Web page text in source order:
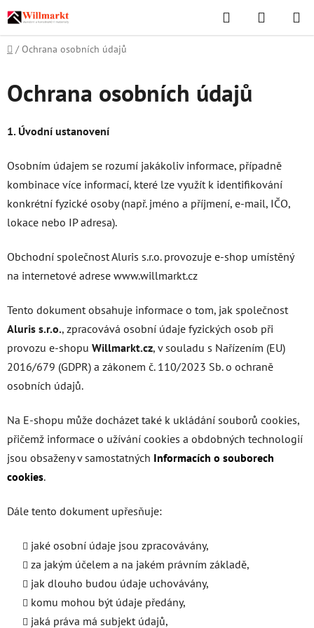
Přejít
na
obsah
Hledat
KOŠÍK
Domů
/ Ochrana osobních údajů
Ochrana osobních údajů
1. Úvodní ustanovení
Osobním údajem se rozumí jakákoliv informace, případně
kombinace více informací, které lze využít k identifikování
konkrétní fyzické osoby (např. jméno a příjmení, e-mail, IČO,
lokace nebo IP adresa).
Obchodní společnost Aluris s.r.o. provozuje e-shop umístěný
na internetové adrese www.willmarkt.cz
Tento dokument obsahuje informace o tom, jak společnost
Aluris s.r.o., zpracovává osobní údaje fyzických osob při
provozu e-shopu Willmarkt.cz, v souladu s Nařízením (EU)
2016/679 (GDPR) a zákonem č. 110/2023 Sb. o ochraně
osobních údajů.
Na E-shopu může docházet také k ukládání souborů cookies,
přičemž informace o užívání cookies a obdobných technologií
jsou obsaženy v samostatných Informacích o souborech
cookies.
Dále tento dokument upřesňuje:
jaké osobní údaje jsou zpracovávány,
za jakým účelem a na jakém právním základě,
jak dlouho budou údaje uchovávány,
komu mohou být údaje předány,
jaká práva má subjekt údajů,